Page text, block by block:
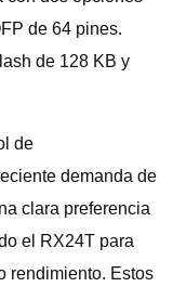
de 64 pines.
de 128 KB y
de
demanda de
clara preferencia
el RX24T para
rendimiento. Estos